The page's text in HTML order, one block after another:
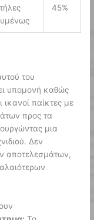
45%
του
υπομονή καθώς
ικανοί παίκτες με
προς τα
μια
Δεν
αποτελεσμάτων,